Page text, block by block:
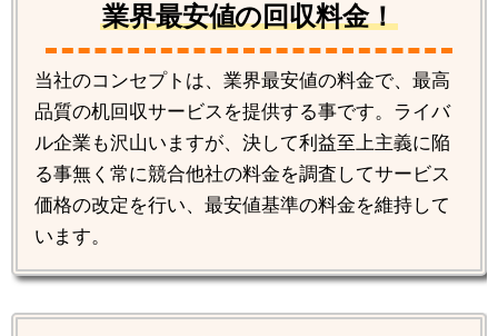
業界最安値の回収料金！
当社のコンセプトは、業界最安値の料金で、最高
品質の机回収サービスを提供する事です。ライバ
ル企業も沢山いますが、決して利益至上主義に陥
る事無く常に競合他社の料金を調査してサービス
価格の改定を行い、最安値基準の料金を維持して
います。